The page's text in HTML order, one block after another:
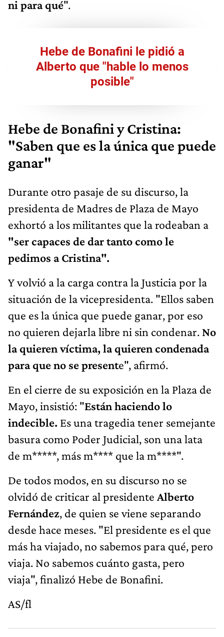
ni para qué".
Hebe de Bonafini le pidió a
Alberto que "hable lo menos
posible"
Hebe de Bonafini y Cristina:
"Saben que es la única que puede
ganar"
Durante otro pasaje de su discurso, la
presidenta de Madres de Plaza de Mayo
exhortó a los militantes que la rodeaban a
"ser capaces de dar tanto como le
pedimos a Cristina".
Y volvió a la carga contra la Justicia por la
situación de la vicepresidenta. "Ellos saben
que es la única que puede ganar, por eso
no quieren dejarla libre ni sin condenar. No
la quieren víctima, la quieren condenada
para que no se presente", afirmó.
En el cierre de su exposición en la Plaza de
Mayo, insistió: "Están haciendo lo
indecible. Es una tragedia tener semejante
basura como Poder Judicial, son una lata
de m*****, más m**** que la m****".
De todos modos, en su discurso no se
olvidó de criticar al presidente Alberto
Fernández, de quien se viene separando
desde hace meses. "El presidente es el que
más ha viajado, no sabemos para qué, pero
viaja. No sabemos cuánto gasta, pero
viaja", finalizó Hebe de Bonafini.
AS/fl